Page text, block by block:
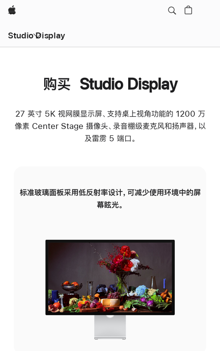
Apple
Studio Display
购买 Studio Display
27 英寸 5K 视网膜显示屏、支持桌上视角功能的 1200 万
像素 Center Stage 摄像头、录音棚级麦克风和扬声器，以
及雷雳 5 端口。
标准玻璃面板采用低反射率设计，可减少使用环境中的屏
幕眩光。